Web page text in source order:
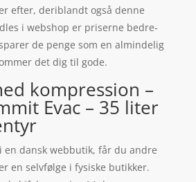
efter, deriblandt også denne
i webshop er priserne bedre-
de penge som en almindelig
det dig til gode.
kompression –
Evac – 35 liter
en dansk webbutik, får du andre
en selvfølge i fysiske butikker.